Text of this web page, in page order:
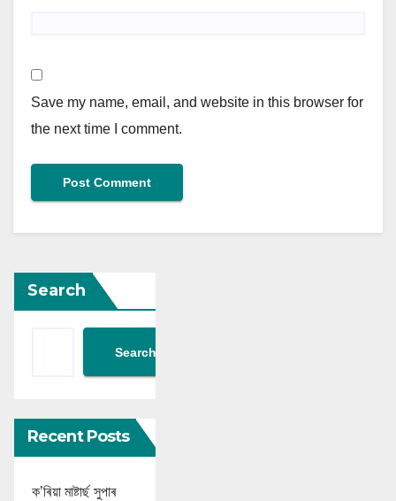
Save my name, email, and website in this browser for
the next time I comment.
Search
Search
Recent Posts
ক’ৰিয়া মাষ্টাৰ্ছ সুপাৰ